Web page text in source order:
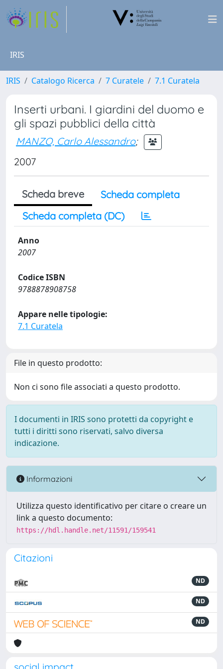
IRIS
IRIS Catalogo Ricerca 7 Curatele 7.1 Curatela
Inserti urbani. I giardini del duomo e
gli spazi pubblici della città
MANZO, Carlo Alessandro;
2007
Scheda breve
Scheda completa
Scheda completa (DC)
Anno
2007
Codice ISBN
9788878908758
Appare nelle tipologie:
7.1 Curatela
File in questo prodotto:
Non ci sono file associati a questo prodotto.
I documenti in IRIS sono protetti da copyright e
tutti i diritti sono riservati, salvo diversa
indicazione.
Informazioni
Utilizza questo identificativo per citare o creare un
link a questo documento:
https://hdl.handle.net/11591/159541
Citazioni
ND
ND
ND